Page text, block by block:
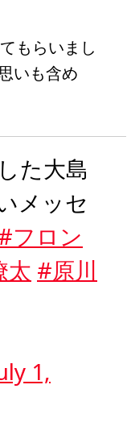
もらいまし
いも含め
た大島
メッセ
フロン
太 #原川
1,